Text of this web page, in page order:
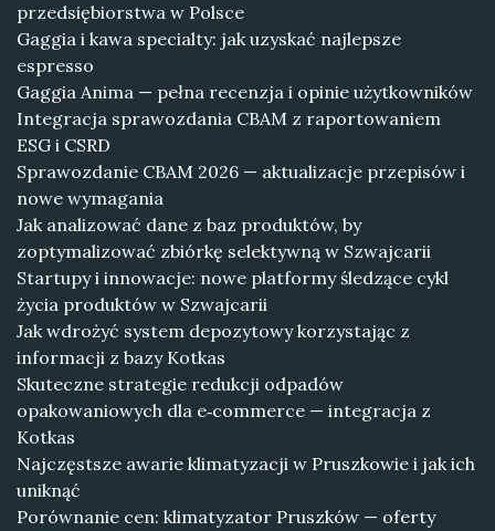
przedsiębiorstwa w Polsce
Gaggia i kawa specialty: jak uzyskać najlepsze
espresso
Gaggia Anima — pełna recenzja i opinie użytkowników
Integracja sprawozdania CBAM z raportowaniem
ESG i CSRD
Sprawozdanie CBAM 2026 — aktualizacje przepisów i
nowe wymagania
Jak analizować dane z baz produktów, by
zoptymalizować zbiórkę selektywną w Szwajcarii
Startupy i innowacje: nowe platformy śledzące cykl
życia produktów w Szwajcarii
Jak wdrożyć system depozytowy korzystając z
informacji z bazy Kotkas
Skuteczne strategie redukcji odpadów
opakowaniowych dla e‑commerce — integracja z
Kotkas
Najczęstsze awarie klimatyzacji w Pruszkowie i jak ich
uniknąć
Porównanie cen: klimatyzator Pruszków — oferty